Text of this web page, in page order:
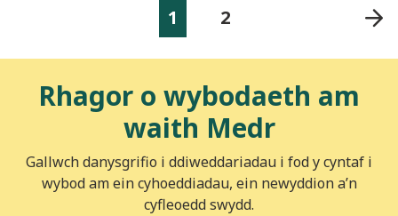
1 2
Rhagor o wybodaeth am
waith Medr
Gallwch danysgrifio i ddiweddariadau i fod y cyntaf i
wybod am ein cyhoeddiadau, ein newyddion a’n
cyfleoedd swydd.